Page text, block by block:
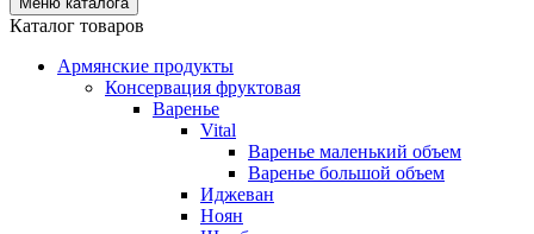
Каталог товаров
Армянские продукты
Консервация фруктовая
Варенье
Vital
Варенье маленький объем
Варенье большой объем
Иджеван
Ноян